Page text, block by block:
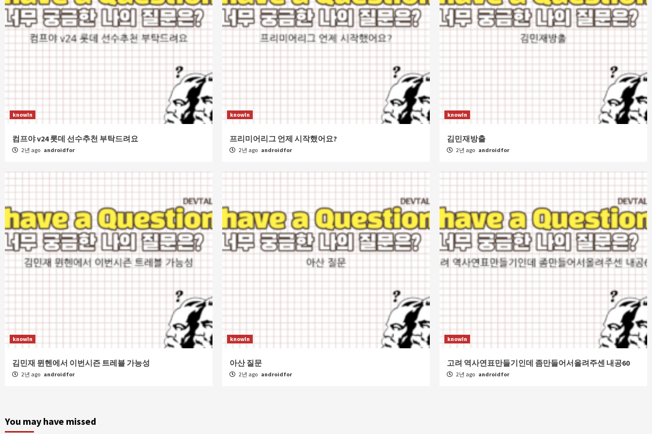
knowIn
컴프야 v24 롯데 선수추천 부탁드려요
2년 ago androidfor
knowIn
프리미어리그 언제 시작했어요?
2년 ago androidfor
knowIn
김민재방출
2년 ago androidfor
knowIn
김민재 뮌헨에서 이번시즌 트레블 가능성
2년 ago androidfor
knowIn
아산 질문
2년 ago androidfor
knowIn
고려 역사연표만들기인데 좀만들어서올려주센 내공60
2년 ago androidfor
You may have missed